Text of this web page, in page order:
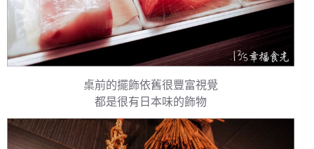
桌前的擺飾依舊很豐富視覺
都是很有日本味的飾物